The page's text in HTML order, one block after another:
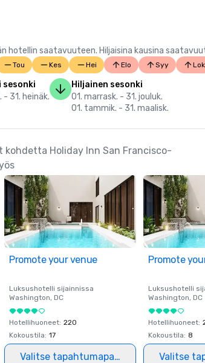
saatavuuteen. Hiljaisina kausina
Tou Kes Hei Elo Syy Lok
sesonki
- 31. heinäk.
Hiljainen sesonki
01. marrask. - 31. jouluk.
01. tammik. - 31. maalisk.
Holiday Inn San Francisco-
Promote your venue
Luksushotelli sijainnissa
Washington, DC
Hotellihuoneet: 220
Kokoustila: 17
Valitse tapahtumapaikka
Promote
Luksushotelli
Washington, DC
Hotellihuoneet:
Kokoustila: 8
Valitse